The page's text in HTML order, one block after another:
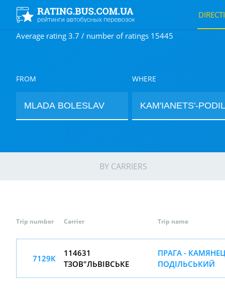
Average rating 3.7 / number of ratings 15445
FROM WHERE
BY CARRIERS
Trip number Carrier Trip name
7129К
114631
ТЗОВ"ЛЬВІВСЬКЕ
ПРАГА -
ПОДІЛЬСЬКИЙ